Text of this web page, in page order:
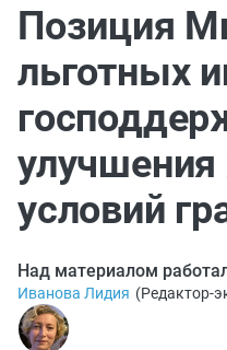
07.08
отношений #новости
Позиция
льготных
условий
Над материалом
Иванова Лидия (Редактор-